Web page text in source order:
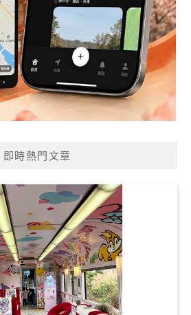
即時熱門文章